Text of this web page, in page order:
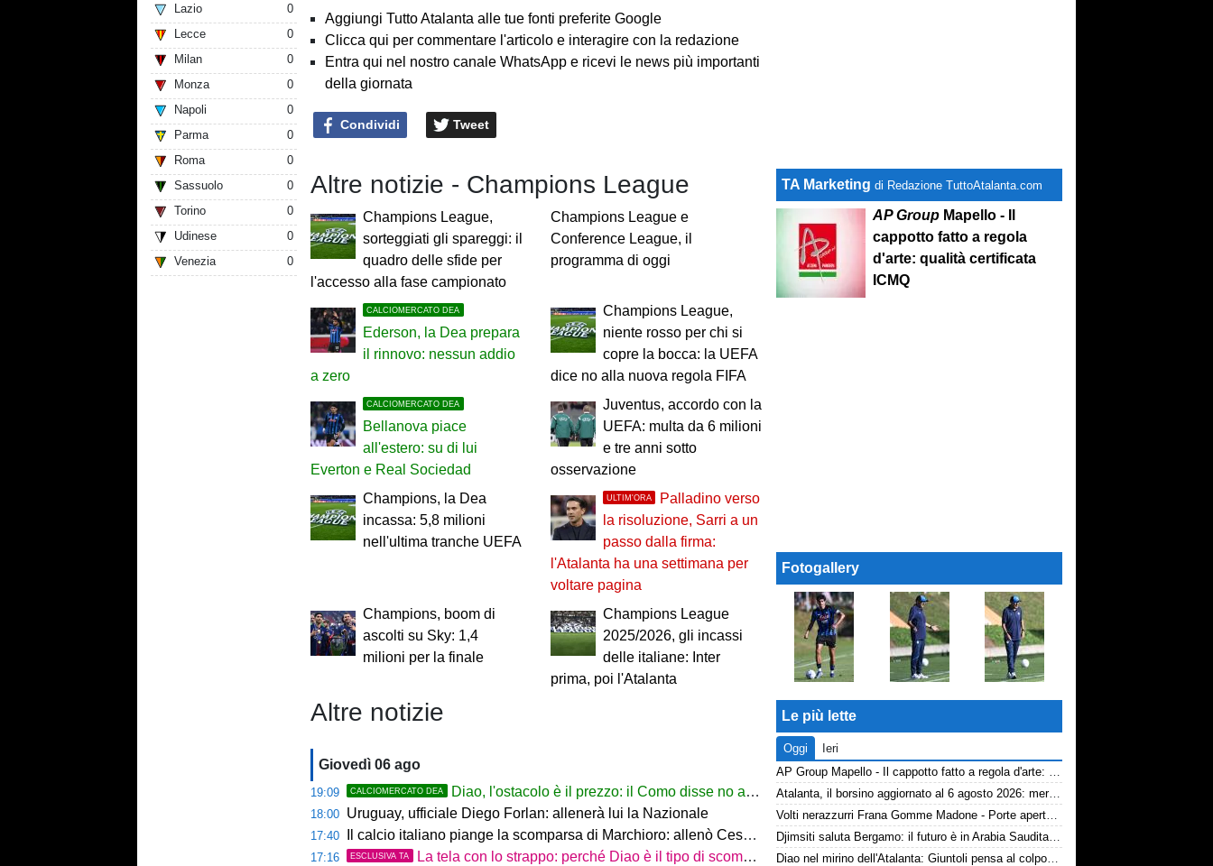
Lazio
0
Lecce
0
Milan
0
Monza
0
Napoli
0
Parma
0
Roma
0
Sassuolo
0
Torino
0
Udinese
0
Venezia
0
Aggiungi Tutto Atalanta alle tue fonti preferite Google
Clicca qui per commentare l'articolo e interagire con la redazione
Entra qui nel nostro canale WhatsApp e ricevi le news più importanti
della giornata
Condividi Tweet
Altre notizie - Champions League
Champions League,
sorteggiati gli spareggi: il
quadro delle sfide per
l'accesso alla fase campionato
Champions League e
Conference League, il
programma di oggi
CALCIOMERCATO DEA
Ederson, la Dea prepara
il rinnovo: nessun addio
a zero
Champions League,
niente rosso per chi si
copre la bocca: la UEFA
dice no alla nuova regola FIFA
CALCIOMERCATO DEA
Bellanova piace
all'estero: su di lui
Everton e Real Sociedad
Juventus, accordo con la
UEFA: multa da 6 milioni
e tre anni sotto
osservazione
Champions, la Dea
incassa: 5,8 milioni
nell'ultima tranche UEFA
ULTIM'ORA
Palladino verso
la risoluzione, Sarri a un
passo dalla firma:
l'Atalanta ha una settimana per
voltare pagina
Champions, boom di
ascolti su Sky: 1,4
milioni per la finale
Champions League
2025/2026, gli incassi
delle italiane: Inter
prima, poi l'Atalanta
Altre notizie
Giovedì 06 ago
19:09 CALCIOMERCATO DEA Diao, l'ostacolo è il prezzo: il Como disse no a 60 milioni
18:00 Uruguay, ufficiale Diego Forlan: allenerà lui la Nazionale
17:40 Il calcio italiano piange la scomparsa di Marchioro: allenò Cesena e Milan
17:16 ESCLUSIVA TA La tela con lo strappo: perché Diao è il tipo di scommessa che Giuntoli ama
TA Marketing di Redazione TuttoAtalanta.com
AP Group Mapello - Il
cappotto fatto a regola
d'arte: qualità certificata
ICMQ
Fotogallery
Le più lette
Oggi
Ieri
AP Group Mapello - Il cappotto fatto a regola d'arte: qualità certificata ICMQ
Atalanta, il borsino aggiornato al 6 agosto 2026: mercato in entrata ancora in stand-by. Si lavora sulle cessioni
Volti nerazzurri Frana Gomme Madone - Porte aperte alla New Balance Arena: i volti dei tifosi della Dea
Djimsiti saluta Bergamo: il futuro è in Arabia Saudita! Tre milioni e firma biennale
Diao nel mirino dell'Atalanta: Giuntoli pensa al colpo dal Como